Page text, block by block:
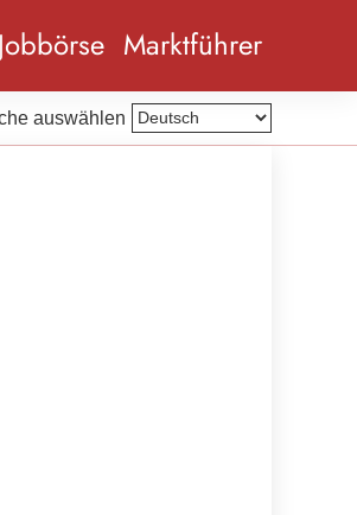
Jobbörse Marktführer
auswählen